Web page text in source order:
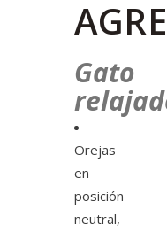
Gato
Orejas
en
posición
neutral,